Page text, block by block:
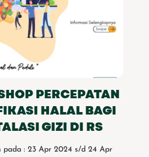
PERCEPATAN
HALAL BAGI
GIZI DI RS
pada : 23 Apr 2024 s/d 24 Apr